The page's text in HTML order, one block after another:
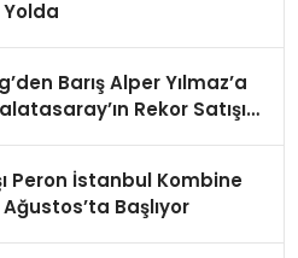
Yolda
Barış Alper Yılmaz’a
Rekor Satışını
Peron İstanbul Kombine
Ağustos’ta Başlıyor